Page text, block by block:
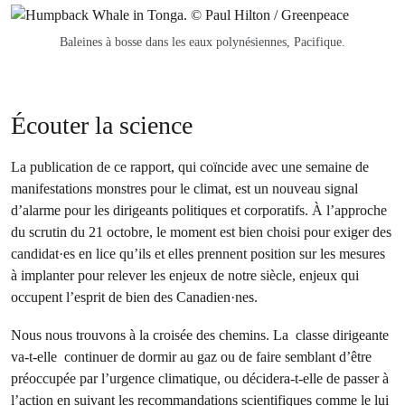
Baleines à bosse dans les eaux polynésiennes, Pacifique.
Écouter la science
La publication de ce rapport, qui coïncide avec une semaine de
manifestations monstres pour le climat, est un nouveau signal
d’alarme pour les dirigeants politiques et corporatifs. À l’approche
du scrutin du 21 octobre, le moment est bien choisi pour exiger des
candidat·es en lice qu’ils et elles prennent position sur les mesures
à implanter pour relever les enjeux de notre siècle, enjeux qui
occupent l’esprit de bien des Canadien·nes.
Nous nous trouvons à la croisée des chemins. La classe dirigeante
va-t-elle continuer de dormir au gaz ou de faire semblant d’être
préoccupée par l’urgence climatique, ou décidera-t-elle de passer à
l’action en suivant les recommandations scientifiques comme le lui